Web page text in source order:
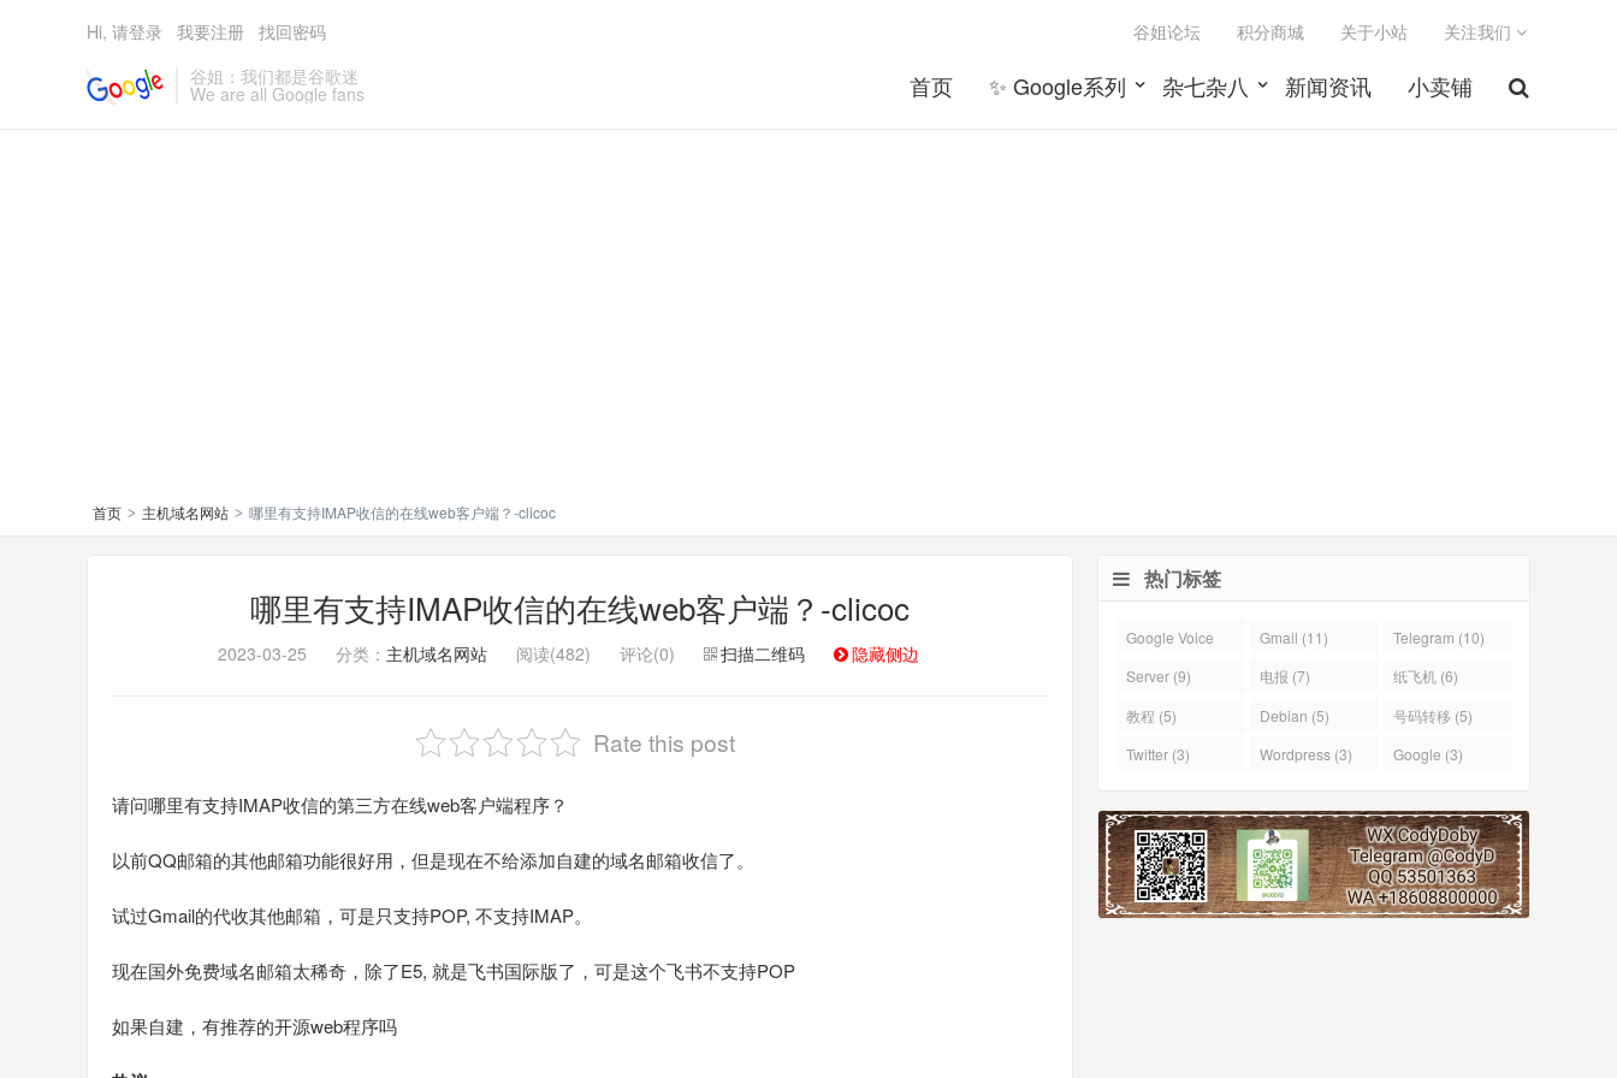
谷姐：我们都是谷歌迷
We are all Google fans 首页 ✨ Google系列 杂七杂八 新闻资讯 小卖铺
谷姐论坛 积分商城 关于小站 关注我们
Hi, 请登录 我要注册 找回密码
首页 > 主机域名网站 > 哪里有支持IMAP收信的在线web客户端？-clicoc
哪里有支持IMAP收信的在线web客户端？-clicoc
2023-03-25 分类： 主机域名网站 阅读(482) 评论(0) 扫描二维码 隐藏侧边
Rate this post
请问哪里有支持IMAP收信的第三方在线web客户端程序？
以前QQ邮箱的其他邮箱功能很好用，但是现在不给添加自建的域名邮箱收信了。
试过Gmail的代收其他邮箱，可是只支持POP, 不支持IMAP。
现在国外免费域名邮箱太稀奇，除了E5, 就是飞书国际版了，可是这个飞书不支持POP
如果自建，有推荐的开源web程序吗
热门标签
Google Voice
(43)
Gmail (11)
Telegram (10)
Server (9)
电报 (7)
纸飞机 (6)
教程 (5)
Debian (5)
号码转移 (5)
Twitter (3)
Wordpress (3) Google (3)